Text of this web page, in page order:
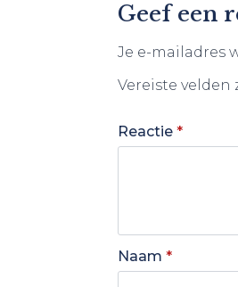
Geef een
Je e-mailadres
Vereiste
Reactie *
Naam *